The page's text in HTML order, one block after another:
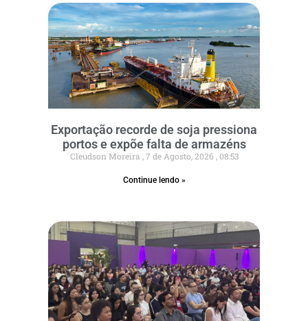
Exportação recorde de soja pressiona
portos e expõe falta de armazéns
Cleudson Moreira 7 de Agosto, 2026 08:53
Continue lendo »